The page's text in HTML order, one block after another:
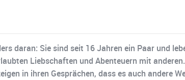
daran: Sie sind seit 16 Jahren ein Paar und
Liebschaften und Abenteuern mit
in ihren Gesprächen, dass es auch andere